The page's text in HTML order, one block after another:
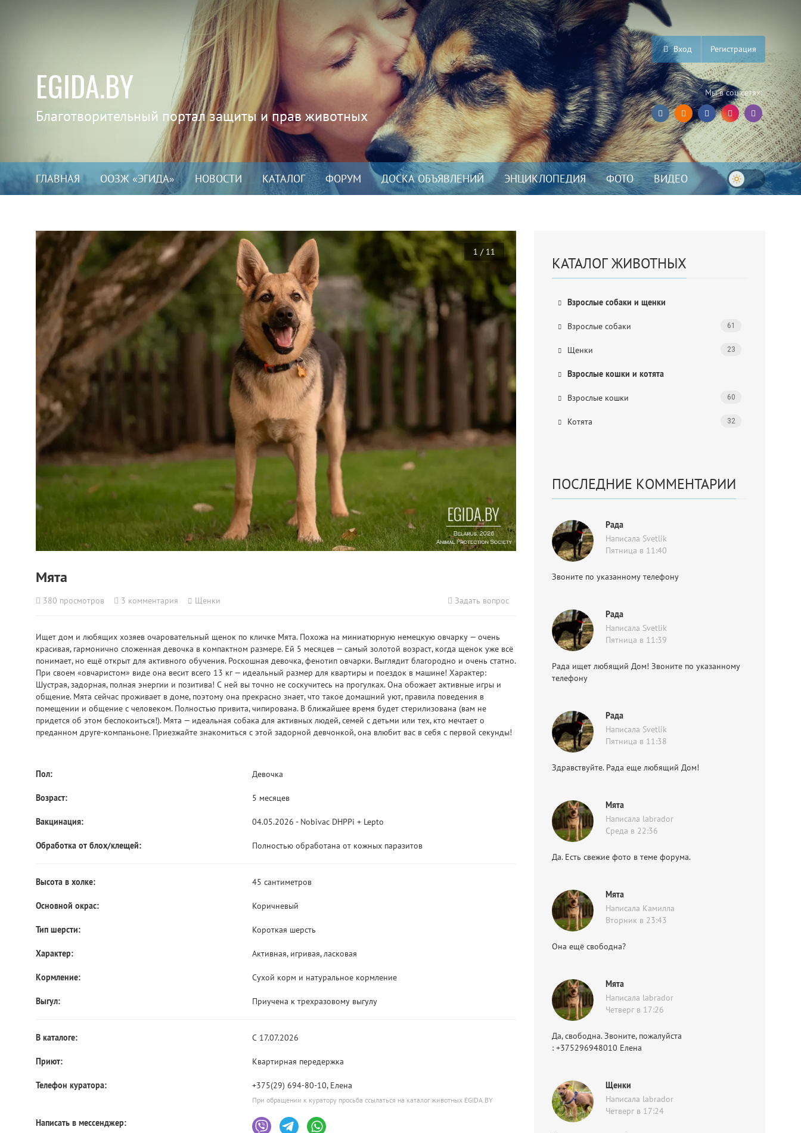
EGIDA.BY
Благотворительный портал защиты и прав животных
Вход Регистрация
Мы в соц.сетях:
ГЛАВНАЯ ООЗЖ «ЭГИДА» НОВОСТИ КАТАЛОГ ФОРУМ ДОСКА ОБЪЯВЛЕНИЙ ЭНЦИКЛОПЕДИЯ ФОТО ВИДЕО
1 / 11
Мята
380 просмотров 3 комментария Щенки Задать вопрос
Ищет дом и любящих хозяев очаровательный щенок по кличке Мята. Похожа на миниатюрную немецкую овчарку — очень
красивая, гармонично сложенная девочка в компактном размере. Ей 5 месяцев — самый золотой возраст, когда щенок уже всё
понимает, но ещё открыт для активного обучения. Роскошная девочка, фенотип овчарки. Выглядит благородно и очень статно.
При своем «овчаристом» виде она весит всего 13 кг — идеальный размер для квартиры и поездок в машине! Характер:
Шустрая, задорная, полная энергии и позитива! С ней вы точно не соскучитесь на прогулках. Она обожает активные игры и
общение. Мята сейчас проживает в доме, поэтому она прекрасно знает, что такое домашний уют, правила поведения в
помещении и общение с человеком. Полностью привита, чипирована. В ближайшее время будет стерилизована (вам не
придется об этом беспокоиться!). Мята — идеальная собака для активных людей, семей с детьми или тех, кто мечтает о
преданном друге-компаньоне. Приезжайте знакомиться с этой задорной девчонкой, она влюбит вас в себя с первой секунды!
Пол: Девочка
Возраст: 5 месяцев
Вакцинация: 04.05.2026 - Nobivac DHPPi + Lepto
Обработка от блох/клещей: Полностью обработана от кожных паразитов
Высота в холке: 45 сантиметров
Основной окрас: Коричневый
Тип шерсти: Короткая шерсть
Характер: Активная, игривая, ласковая
Кормление: Сухой корм и натуральное кормление
Выгул: Приучена к трехразовому выгулу
В каталоге: С 17.07.2026
Приют: Квартирная передержка
Телефон куратора: +375(29) 694-80-10, Елена
При обращении к куратору просьба ссылаться на каталог животных EGIDA.BY
Написать в мессенджер:
КАТАЛОГ ЖИВОТНЫХ
Взрослые собаки и щенки
Взрослые собаки 61
Щенки 23
Взрослые кошки и котята
Взрослые кошки 60
Котята 32
ПОСЛЕДНИЕ КОММЕНТАРИИ
Рада
Написала Svetlik
Пятница в 11:40
Звоните по указанному телефону
Рада
Написала Svetlik
Пятница в 11:39
Рада ищет любящий Дом! Звоните по указанному
телефону
Рада
Написала Svetlik
Пятница в 11:38
Здравствуйте. Рада еще любящий Дом!
Мята
Написала labrador
Среда в 22:36
Да. Есть свежие фото в теме форума.
Мята
Написала Камилла
Вторник в 23:43
Она ещё свободна?
Мята
Написала labrador
Четверг в 17:26
Да, свободна. Звоните, пожалуйста
: +375296948010 Елена
Щенки
Написала labrador
Четверг в 17:24